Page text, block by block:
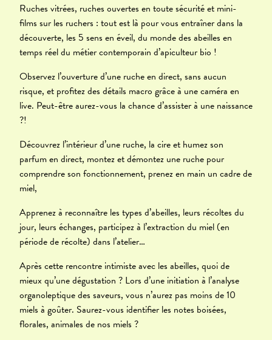
Ruches vitrées, ruches ouvertes en toute sécurité et mini-
films sur les ruchers : tout est là pour vous entraîner dans la
découverte, les 5 sens en éveil, du monde des abeilles en
temps réel du métier contemporain d’apiculteur bio !
Observez l’ouverture d’une ruche en direct, sans aucun
risque, et profitez des détails macro grâce à une caméra en
live. Peut-être aurez-vous la chance d’assister à une naissance
?!
Découvrez l’intérieur d’une ruche, la cire et humez son
parfum en direct, montez et démontez une ruche pour
comprendre son fonctionnement, prenez en main un cadre de
miel,
Apprenez à reconnaître les types d’abeilles, leurs récoltes du
jour, leurs échanges, participez à l’extraction du miel (en
période de récolte) dans l’atelier…
Après cette rencontre intimiste avec les abeilles, quoi de
mieux qu’une dégustation ? Lors d’une initiation à l’analyse
organoleptique des saveurs, vous n’aurez pas moins de 10
miels à goûter. Saurez-vous identifier les notes boisées,
florales, animales de nos miels ?